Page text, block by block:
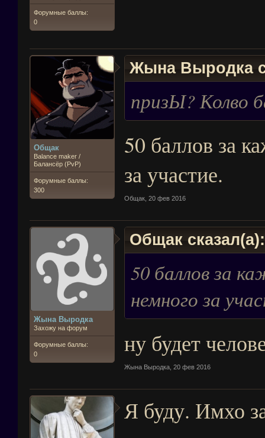
Форумные баллы:
0
Общак
Balance maker /
Балансёр (PvP)
Форумные баллы:
300
Жына Выродка
призЫ? Колво
50 баллов за
за участие.
Общак 20 фев 2016
Жына Выродка
Захожу на форум
Форумные баллы:
0
Общак
50 баллов за
немного за
ну будет
Жына Выродка 20 фев 2016
Я буду. Имхо